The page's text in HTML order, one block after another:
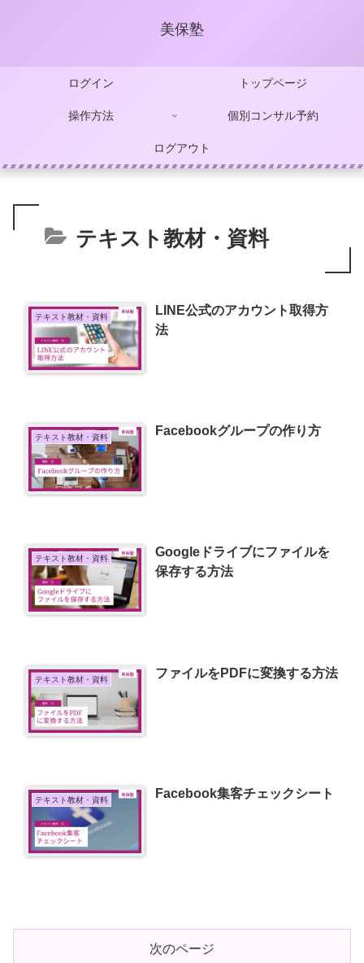
美保塾
ログイン トップページ
操作方法 個別コンサル予約
ログアウト
テキスト教材・資料
テキスト教材・資料
LINE公式のアカウント取得方
法
テキスト教材・資料 Facebookグループの作り方
テキスト教材・資料
Googleドライブにファイルを
保存する方法
テキスト教材・資料 ファイルをPDFに変換する方法
テキスト教材・資料 Facebook集客チェックシート
次のページ